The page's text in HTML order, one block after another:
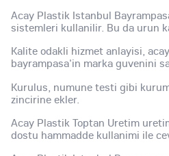
Acay Plastik Istanbul
sistemleri kullanilir. Bu da urun
Kalite odakli hizmet anlayisi,
bayrampasa'in marka guvenini
Kurulus, numune testi gibi
zincirine ekler.
Acay Plastik Toptan Uretim
dostu hammadde kullanimi ile